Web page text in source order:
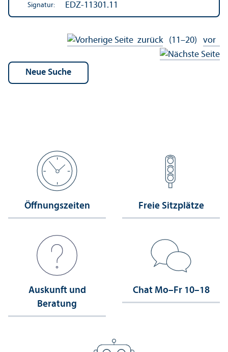
Signatur: EDZ-11301.11
zurück(11–20) vor
Öffnungs­zeiten Freie Sitzplätze
Auskunft und
Beratung
Chat Mo–Fr 10–18